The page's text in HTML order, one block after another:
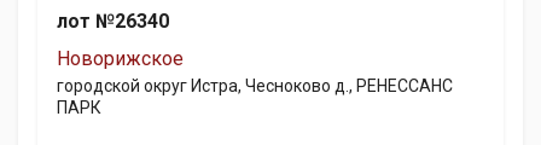
лот №26340
Новорижское
городской округ Истра, Чесноково д., РЕНЕССАНС
ПАРК